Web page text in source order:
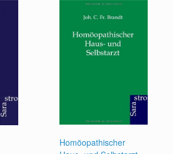
Homöopathischer